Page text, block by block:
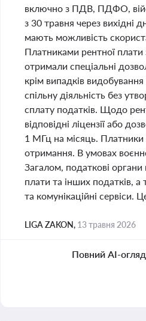
включно з ПДВ, ПДФО,
з 30 травня через вихідні
мають можливість
Платниками рентної
отримали спеціальні
крім випадків
спільну діяльність без
сплату податків. Щодо
відповідні ліцензії або
1 МГц на місяць. Платники
отримання. В умовах
Загалом, податкові органи
плати та інших податків, а
та комунікаційні сервіси.
LIGA ZAKON, 13 травня 2026
Повний AI-огляд